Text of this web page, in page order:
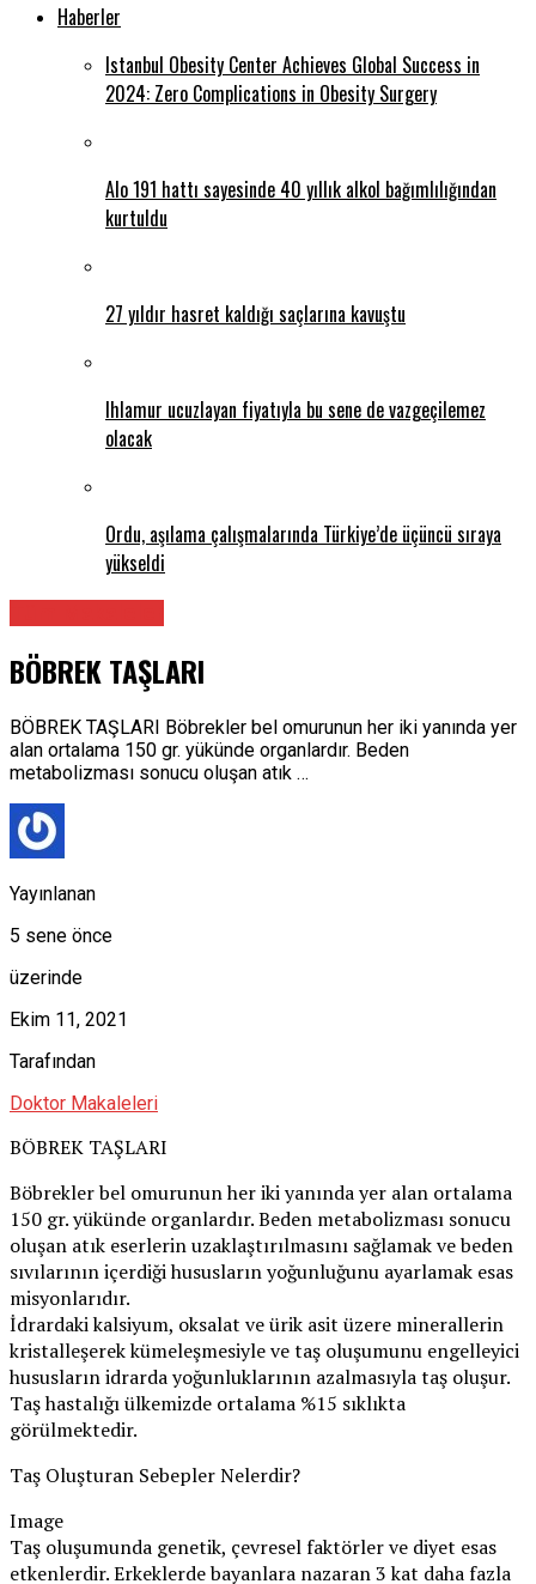
Haberler
Istanbul Obesity Center Achieves Global Success in
2024: Zero Complications in Obesity Surgery
Alo 191 hattı sayesinde 40 yıllık alkol bağımlılığından
kurtuldu
27 yıldır hasret kaldığı saçlarına kavuştu
Ihlamur ucuzlayan fiyatıyla bu sene de vazgeçilemez
olacak
Ordu, aşılama çalışmalarında Türkiye’de üçüncü sıraya
yükseldi
BÖBREK TAŞLARI
BÖBREK TAŞLARI Böbrekler bel omurunun her iki yanında yer
alan ortalama 150 gr. yükünde organlardır. Beden
metabolizması sonucu oluşan atık …
Yayınlanan
5 sene önce
üzerinde
Ekim 11, 2021
Tarafından
Doktor Makaleleri
BÖBREK TAŞLARI
Böbrekler bel omurunun her iki yanında yer alan ortalama
150 gr. yükünde organlardır. Beden metabolizması sonucu
oluşan atık eserlerin uzaklaştırılmasını sağlamak ve beden
sıvılarının içerdiği hususların yoğunluğunu ayarlamak esas
misyonlarıdır.
İdrardaki kalsiyum, oksalat ve ürik asit üzere minerallerin
kristalleşerek kümeleşmesiyle ve taş oluşumunu engelleyici
hususların idrarda yoğunluklarının azalmasıyla taş oluşur.
Taş hastalığı ülkemizde ortalama %15 sıklıkta
görülmektedir.
Taş Oluşturan Sebepler Nelerdir?
Image
Taş oluşumunda genetik, çevresel faktörler ve diyet esas
etkenlerdir. Erkeklerde bayanlara nazaran 3 kat daha fazla